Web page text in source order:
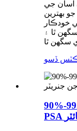
اسان جي
بهترين
خودڪار
ٿا ۽
ڏسو
۽ وڏي گنجائش